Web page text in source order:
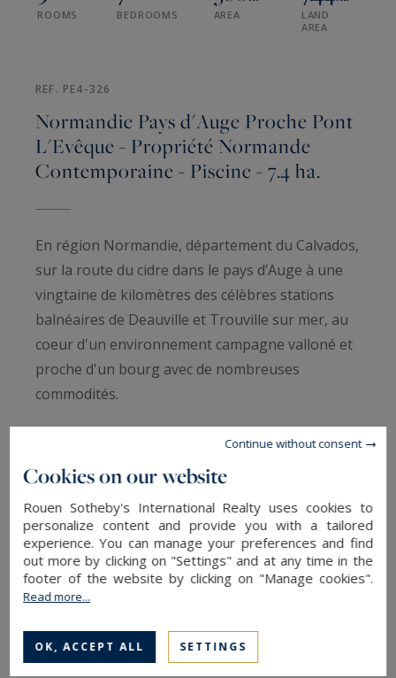
ROOMS BEDROOMS AREA
LAND
AREA
REF. PE4-326
Normandie Pays d'Auge Proche Pont
L'Evêque - Propriété Normande
Contemporaine - Piscine - 7.4 ha.
En région Normandie, département du Calvados,
sur la route du cidre dans le pays d’Auge à une
vingtaine de kilomètres des célèbres stations
balnéaires de Deauville et Trouville sur mer, au
coeur d'un environnement campagne valloné et
proche d'un bourg avec de nombreuses
commodités.
Pays d'Auge Sotheby's International Realty vous
présente à la vente une propriété de caractère, à
pierre, colombages et toiture à tuile plate et
chiens assis, aux finitions soignées), de
conception contemporaine édifiée en position
dominante avec vaste jeu de terrasse en pierre
7 ha en partie parc paysager, pelouse,
nombreux massifs aux essences variées, mare
READ MORE
Cookies on our website
Rouen Sotheby's International Realty uses cookies to
personalize content and provide you with a tailored
experience. You can manage your preferences and find
out more by clicking on "Settings" and at any time in the
footer of the website by clicking on "Manage cookies".
Read more...
OK, ACCEPT ALL SETTINGS
Continue without consent